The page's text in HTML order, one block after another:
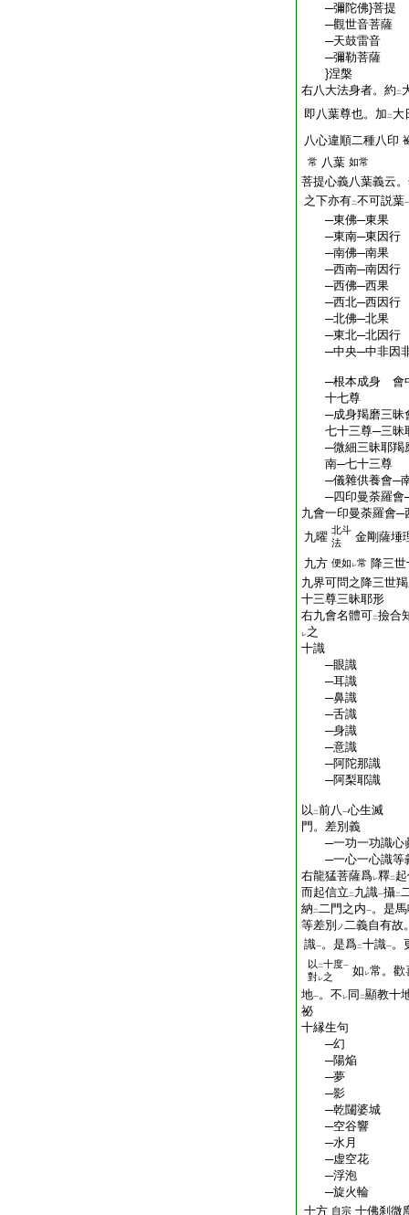
─彌陀佛}菩提
─觀世音菩薩
─天鼓雷音
─彌勒菩薩
}涅槃
右八大法身者。約 二
即八葉尊也。加 二 大
八心違順二種八印
常 八葉 如常
菩提心義八葉義云
之下亦有二不可説葉一
─東佛─東果
─東南─東因行
─南佛─南果
─西南─南因行
─西佛─西果
─西北─西因行
─北佛─北果
─東北─北因行
─中央─中非因
─根本成身 會
十七尊
─成身羯磨三昧
七十三尊─三昧
─微細三昧耶羯
南─七十三尊
─儀雜供養會─
─四印曼荼羅會
九會一印曼荼羅會─
九曜 北斗
法
金剛薩埵
九方 便如 レ常 降三
九界可問之降三世
十三尊三昧耶形
右九會名體可二撿合
レ之
十識
─眼識
─耳識
─鼻識
─舌識
─身識
─意識
─阿陀那識
─阿梨耶識
以 二前八一心生滅
門。差別義
─一功一功識心
─一心一心識等
右龍猛菩薩爲レ釋二
而起信立 二 九識一攝二
納 二二門之内一。是
等差別 ノ二義自有故
識一。是爲二十識一。
以 二十度一
對レ之 如 レ常。歡
地一。不 レ 同 二顯教十
祕
十縁生句
─幻
─陽焔
─夢
─影
─乾闥婆城
─空谷響
─水月
─虚空花
─浮泡
─旋火輪
十方 自宗 十佛刹微